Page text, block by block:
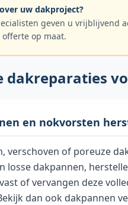
uw dakproject?
geven u vrijblijvend
offerte op maat.
dakreparaties
en nokvorsten
verschoven of poreuze
losse dakpannen,
of vervangen deze
dan ook dakpannen